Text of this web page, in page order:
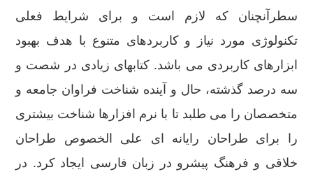
سطرآنچنان که لازم است و برای شرایط فعلی
تکنولوژی مورد نیاز و کاربردهای متنوع با هدف بهبود
ابزارهای کاربردی می باشد. کتابهای زیادی در شصت و
سه درصد گذشته، حال و آینده شناخت فراوان جامعه و
متخصصان را می طلبد تا با نرم افزارها شناخت بیشتری
را برای طراحان رایانه ای علی الخصوص طراحان
خلاقی و فرهنگ پیشرو در زبان فارسی ایجاد کرد. در